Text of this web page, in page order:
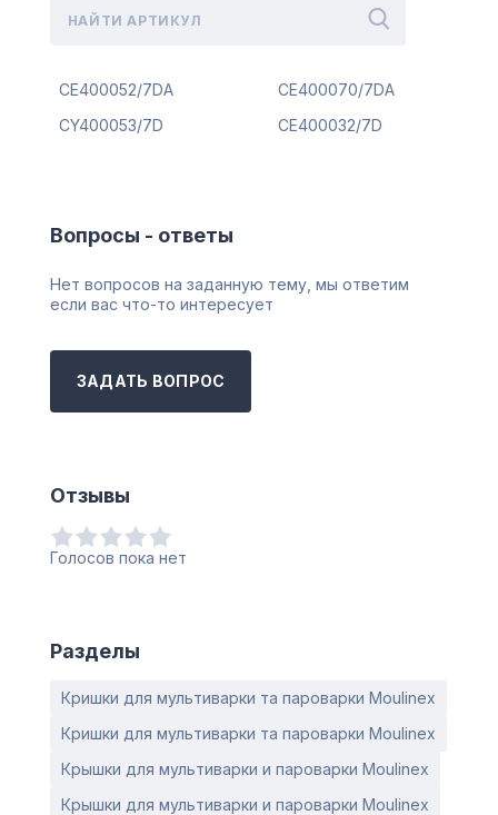
CE400052/7DA CE400070/7DA
CY400053/7D
CE400032/7D
Вопросы - ответы
Нет вопросов на заданную тему, мы ответим
если вас что-то интересует
ЗАДАТЬ ВОПРОС
Отзывы
Голосов пока нет
Разделы
Кришки для мультиварки та пароварки Moulinex
Кришки для мультиварки та пароварки Moulinex
Крышки для мультиварки и пароварки Moulinex
Крышки для мультиварки и пароварки Moulinex